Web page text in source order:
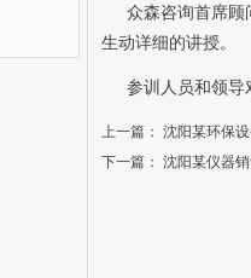
众森咨询首席顾
生动详细的讲授。
参训人员和领导
上一篇： 沈阳某环保
下一篇： 沈阳某仪器